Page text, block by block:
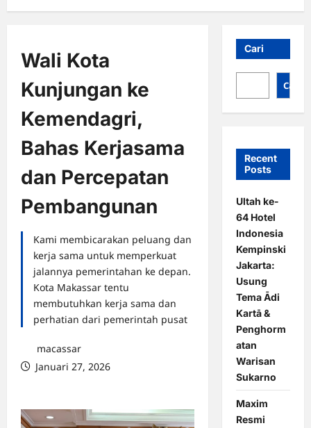
Wali Kota
Kunjungan ke
Kemendagri,
Bahas Kerjasama
dan Percepatan
Pembangunan
Kami membicarakan peluang dan
kerja sama untuk memperkuat
jalannya pemerintahan ke depan.
Kota Makassar tentu
membutuhkan kerja sama dan
perhatian dari pemerintah pusat
macassar
Januari 27, 2026
Cari
Cari
Recent
Posts
Ultah ke-
64 Hotel
Indonesia
Kempinski
Jakarta:
Usung
Tema Ādi
Kartā &
Penghorm
atan
Warisan
Sukarno
Maxim
Resmi